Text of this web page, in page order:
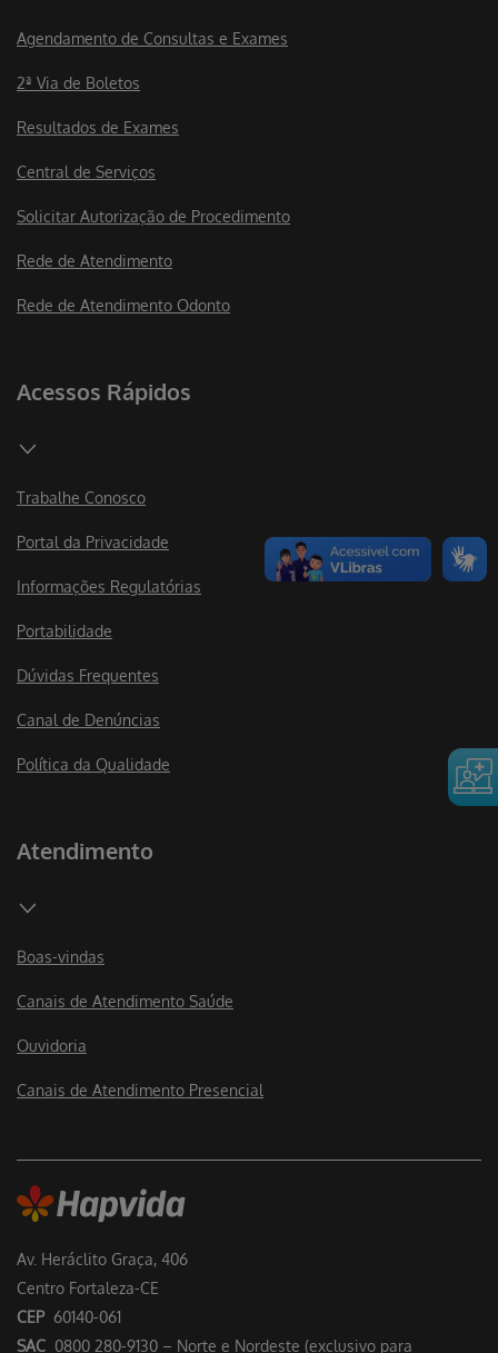
Av. Heráclito Graça, 406
Centro Fortaleza-CE
CEP 60140-061
SAC 0800 280-9130 – Norte e Nordeste (exclusivo para
Agendamento de Consultas e Exames
2ª Via de Boletos
Resultados de Exames
Central de Serviços
Solicitar Autorização de Procedimento
Rede de Atendimento
Rede de Atendimento Odonto
Acessos Rápidos
Trabalhe Conosco
Portal da Privacidade
Informações Regulatórias
Portabilidade
Dúvidas Frequentes
Canal de Denúncias
Política da Qualidade
Atendimento
Boas-vindas
Canais de Atendimento Saúde
Ouvidoria
Canais de Atendimento Presencial